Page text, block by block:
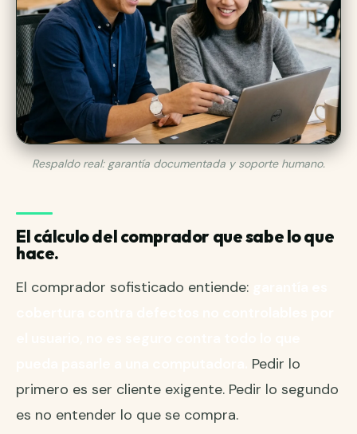
Respaldo real: garantía documentada y soporte humano.
El cálculo del comprador que sabe lo que
hace.
El comprador sofisticado entiende:
Pedir lo
primero es ser cliente exigente. Pedir lo segundo
es no entender lo que se compra.